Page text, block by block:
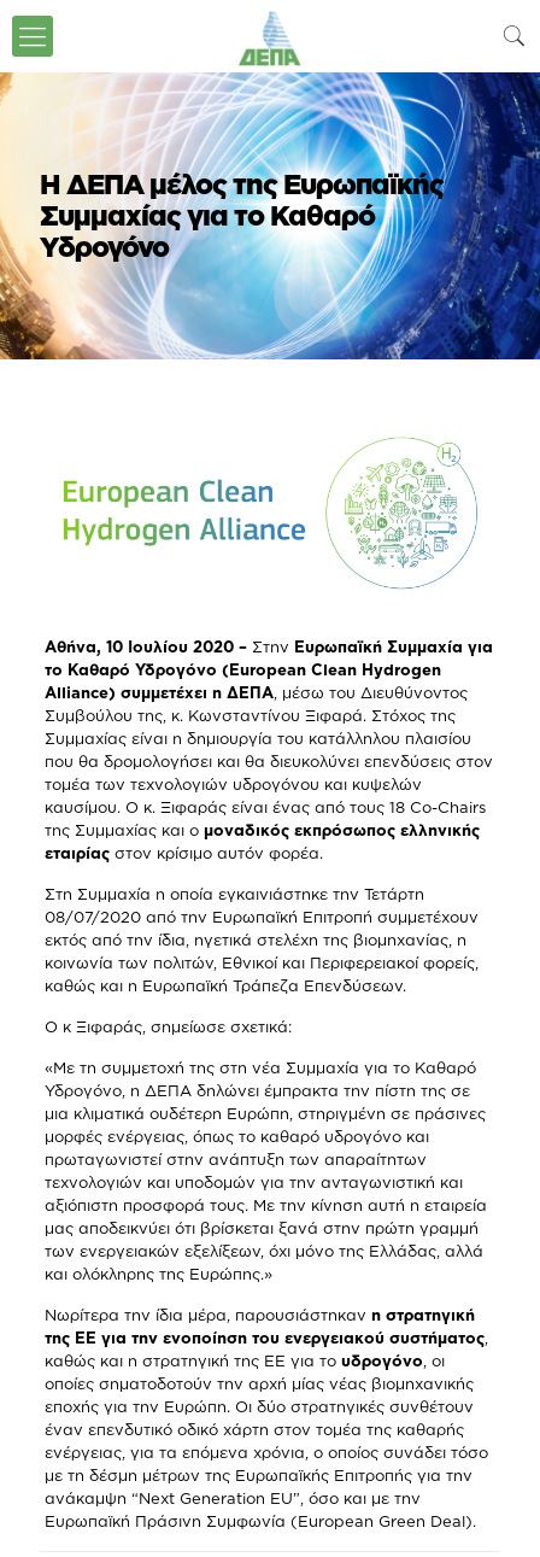
Η ΔΕΠΑ μέλος της Ευρωπαϊκής
Συμμαχίας για το Καθαρό
Υδρογόνο
Αθήνα, 10 Ιουλίου 2020 – Στην Ευρωπαϊκή Συμμαχία για
το Καθαρό Υδρογόνο (European Clean Hydrogen
Alliance) συμμετέχει η ΔΕΠΑ, μέσω του Διευθύνοντος
Συμβούλου της, κ. Κωνσταντίνου Ξιφαρά. Στόχος της
Συμμαχίας είναι η δημιουργία του κατάλληλου πλαισίου
που θα δρομολογήσει και θα διευκολύνει επενδύσεις στον
τομέα των τεχνολογιών υδρογόνου και κυψελών
καυσίμου. Ο κ. Ξιφαράς είναι ένας από τους 18 Co-Chairs
της Συμμαχίας και ο μοναδικός εκπρόσωπος ελληνικής
εταιρίαςστον κρίσιμο αυτόν φορέα.
Στη Συμμαχία η οποία εγκαινιάστηκε την Τετάρτη
08/07/2020 από την Ευρωπαϊκή Επιτροπή συμμετέχουν
εκτός από την ίδια, ηγετικά στελέχη της βιομηχανίας, η
κοινωνία των πολιτών, Εθνικοί και Περιφερειακοί φορείς,
καθώς και η Ευρωπαϊκή Τράπεζα Επενδύσεων.
Ο κ Ξιφαράς, σημείωσε σχετικά:
«Με τη συμμετοχή της στη νέα Συμμαχία για το Καθαρό
Υδρογόνο, η ΔΕΠΑ δηλώνει έμπρακτα την πίστη της σε
μια κλιματικά ουδέτερη Ευρώπη, στηριγμένη σε πράσινες
μορφές ενέργειας, όπως το καθαρό υδρογόνο και
πρωταγωνιστεί στην ανάπτυξη των απαραίτητων
τεχνολογιών και υποδομών για την ανταγωνιστική και
αξιόπιστη προσφορά τους. Με την κίνηση αυτή η εταιρεία
μας αποδεικνύει ότι βρίσκεται ξανά στην πρώτη γραμμή
των ενεργειακών εξελίξεων, όχι μόνο της Ελλάδας, αλλά
και ολόκληρης της Ευρώπης.»
Νωρίτερα την ίδια μέρα, παρουσιάστηκαν η στρατηγική
της ΕΕ για την ενοποίηση του ενεργειακού συστήματος,
καθώς και η στρατηγική της ΕΕ για το υδρογόνο , οι
οποίες σηματοδοτούν την αρχή μίας νέας βιομηχανικής
εποχής για την Ευρώπη. Οι δύο στρατηγικές συνθέτουν
έναν επενδυτικό οδικό χάρτη στον τομέα της καθαρής
ενέργειας, για τα επόμενα χρόνια, ο οποίος συνάδει τόσο
με τη δέσμη μέτρων της Ευρωπαϊκής Επιτροπής για την
ανάκαμψη “Next Generation EU”, όσο και με την
Ευρωπαϊκή Πράσινη Συμφωνία (European Green Deal).